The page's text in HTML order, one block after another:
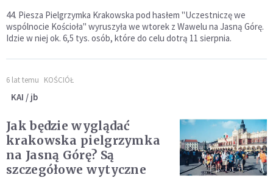
44. Piesza Pielgrzymka Krakowska pod hasłem "Uczestniczę we
wspólnocie Kościoła" wyruszyła we wtorek z Wawelu na Jasną Górę.
Idzie w niej ok. 6,5 tys. osób, które do celu dotrą 11 sierpnia.
6 lat temu KOŚCIÓŁ
KAI / jb
Jak będzie wyglądać
krakowska pielgrzymka
na Jasną Górę? Są
szczegółowe wytyczne